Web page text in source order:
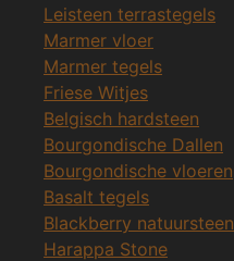
Leisteen terrastegels
Marmer vloer
Marmer tegels
Friese Witjes
Belgisch hardsteen
Bourgondische Dallen
Bourgondische vloeren
Basalt tegels
Blackberry natuursteen
Harappa Stone